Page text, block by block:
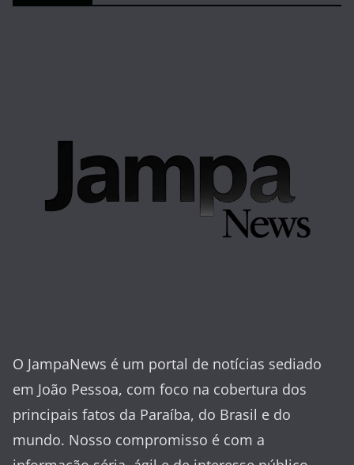
O JampaNews é um portal de notícias sediado
em João Pessoa, com foco na cobertura dos
principais fatos da Paraíba, do Brasil e do
mundo. Nosso compromisso é com a